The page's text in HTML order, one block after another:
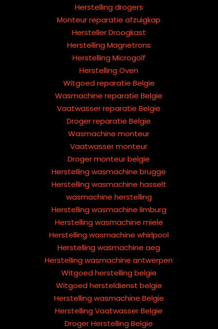
Herstelling drogers
Monteur reparatie afzuigkap
Hersteller Droogkast
Herstelling Magnetrons
Herstelling Microgolf
Herstelling Oven
Witgoed reparatie Belgie
Wasmachine reparatie Belgie
Vaatwasser reparatie Belgie
Droger reparatie Belgie
Wasmachine monteur
Vaatwasser monteur
Droger monteur belgie
Herstelling wasmachine brugge
Herstelling wasmachine hasselt
wasmachine herstelling
Herstelling wasmachine limburg
Herstelling wasmachine miele
Herstelling wasmachine whirlpool
Herstelling wasmachine aeg
Herstelling wasmachine antwerpen
Witgoed herstelling belgie
Witgoed hersteldienst belgie
Herstelling wasmachine Belgie
Herstelling Vaatwasser Belgie
Droger Herstelling Belgie